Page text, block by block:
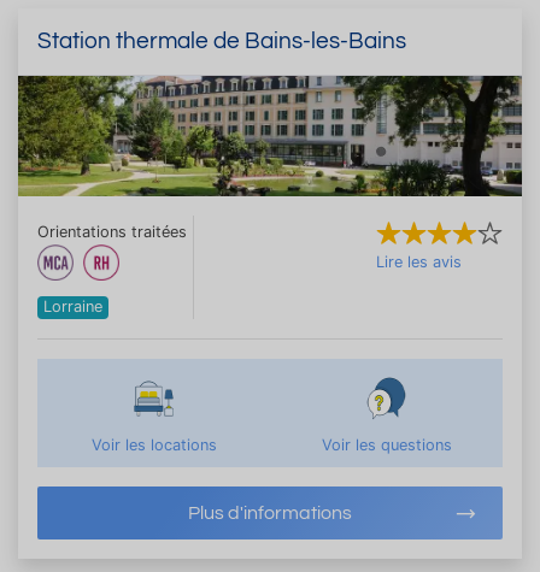
Station thermale de Bains-les-Bains
Orientations traitées
Lorraine
Lire les avis
Voir les locations Voir les questions
Plus d'informations